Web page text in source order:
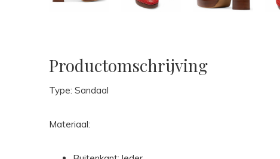
Productomschrijving
Type: Sandaal
Materiaal: